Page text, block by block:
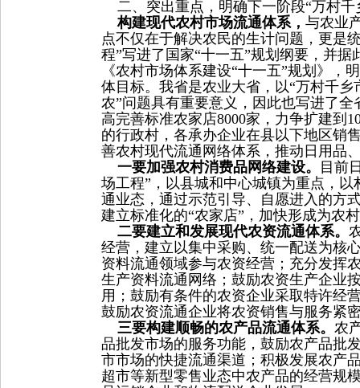
二、突出重点，明确下一阶段“万村
构建现代农村市场流通体系， 与农业
点不仅在于解决农民的生计问题，更是
程”写进了国家“十一五”规划纲要，并
《农村市场体系建设“十一五”规划》，
体目标。我省是农业大省，以“万村千
农”问题具有重要意义，因此也写进了
高完善标准农家店8000家，力争扩建到
的行政村，各承办企业在县以下地区销
善农村现代流通网络体系，推动日用品
一要加强农村消费品网络建设。
目前
场工程”，以县城和中心城镇为重点，
通业态，通过示范引导、自愿进入的方
建立标准化的“农家店”，加快形成为农
二要建立和发展现代农资流通体系。
经营，建立以集中采购、统一配送为核
资料流通领域参与农资经营；充分发挥
生产资料流通网络；鼓励农资生产企业
用；鼓励有条件的农资企业采取特许经
鼓励农资流通企业将农资销售与服务紧
三要构建顺畅的农产品流通体系。 农
品批发市场的服务功能，鼓励农产品批
市市场的快捷流通渠道；积极发展农产
超市等新型零售业态中农产品的经营规